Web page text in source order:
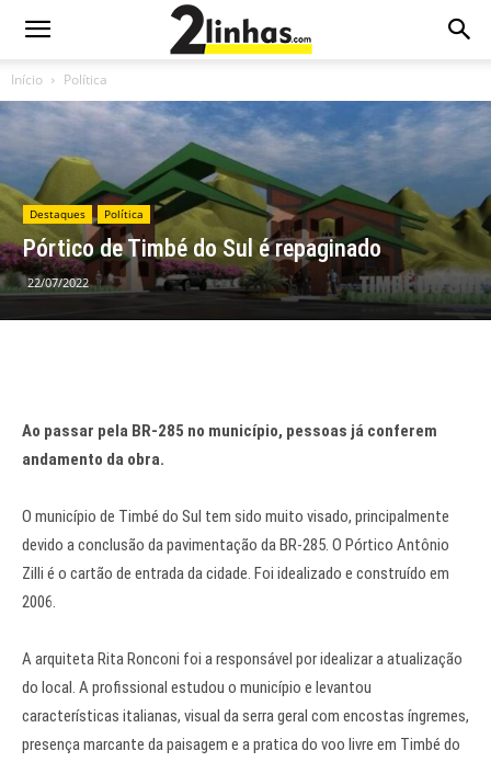
Início Política
Destaques Política
Pórtico de Timbé do Sul é repaginado
22/07/2022
Ao passar pela BR-285 no município, pessoas já conferem
andamento da obra.
O município de Timbé do Sul tem sido muito visado, principalmente
devido a conclusão da pavimentação da BR-285. O Pórtico Antônio
Zilli é o cartão de entrada da cidade. Foi idealizado e construído em
2006.
A arquiteta Rita Ronconi foi a responsável por idealizar a atualização
do local. A profissional estudou o município e levantou
características italianas, visual da serra geral com encostas íngremes,
presença marcante da paisagem e a pratica do voo livre em Timbé do